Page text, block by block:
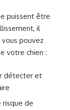
puissent être
il
pouvez
votre chien :
détecter et
risque de